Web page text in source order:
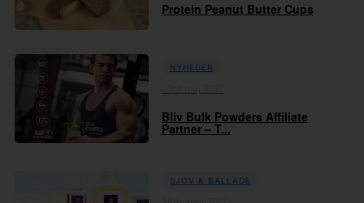
Protein Peanut Butter Cups
NYHEDER
Bliv Bulk Powders Affiliate
Partner – T...
SJOV & BALLADE